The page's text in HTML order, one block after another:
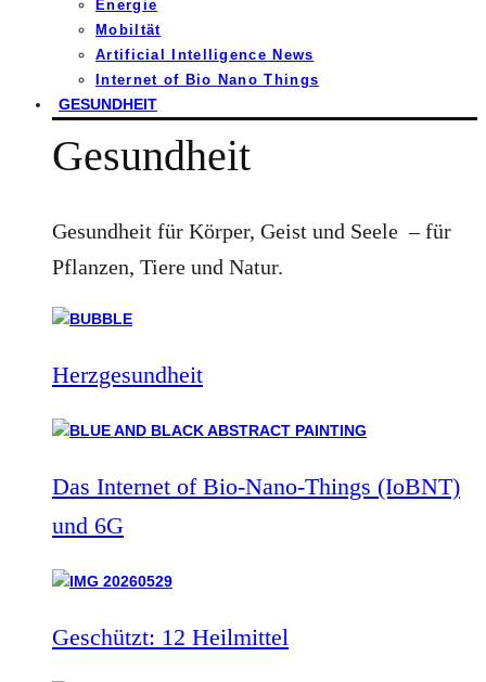
Energie
Mobiltät
Artificial Intelligence News
Internet of Bio Nano Things
GESUNDHEIT
Gesundheit
Gesundheit für Körper, Geist und Seele – für
Pflanzen, Tiere und Natur.
Herzgesundheit
Das Internet of Bio-Nano-Things (IoBNT)
und 6G
Geschützt: 12 Heilmittel